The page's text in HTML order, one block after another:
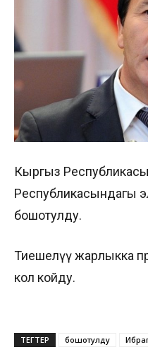
Кыргыз
Республикасындагы
бошотулду.
Тиешелүү жарлыкка
кол койду.
ТЕГТЕР бошотулду